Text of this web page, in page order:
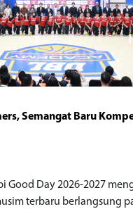
Semangat Baru
Good Day 2026-2027
terbaru berlangsung